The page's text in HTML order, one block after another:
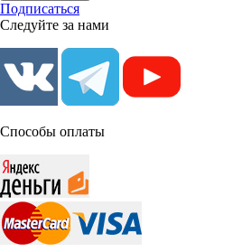
Подписаться
Следуйте за нами
Способы оплаты